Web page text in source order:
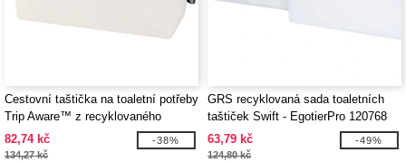
Cestovní taštička na toaletní potřeby
Trip Aware™ z recyklovaného
materiálu o objemu 2 l - EgotierPro
120767
82,74 kč
134,27 kč
-38%
GRS recyklovaná sada toaletních
taštiček Swift - EgotierPro 120768
63,79 kč
124,80 kč
-49%